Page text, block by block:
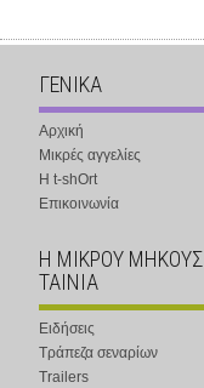
ΓΕΝΙΚΑ
Αρχική
Μικρές αγγελίες
Η t-shOrt
Επικοινωνία
Η ΜΙΚΡΟΥ ΜΗΚΟΥΣ
ΤΑΙΝΙΑ
Ειδήσεις
Τράπεζα σεναρίων
Trailers